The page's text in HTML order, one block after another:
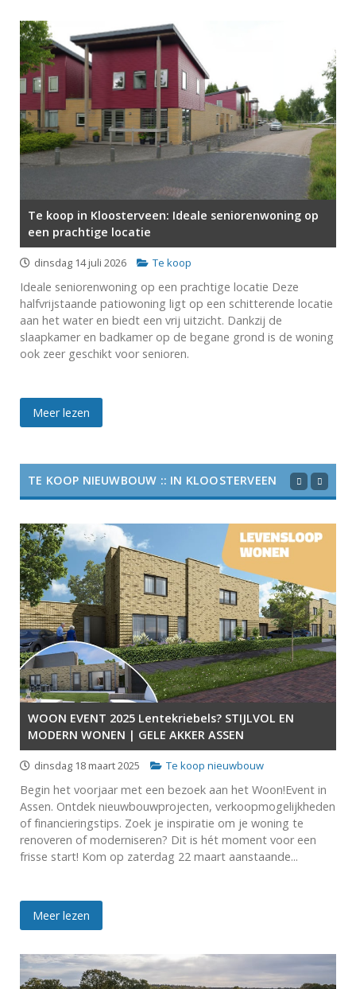
Te koop in Kloosterveen: Ideale seniorenwoning op
een prachtige locatie
dinsdag 14 juli 2026 Te koop
Ideale seniorenwoning op een prachtige locatie Deze
halfvrijstaande patiowoning ligt op een schitterende locatie
aan het water en biedt een vrij uitzicht. Dankzij de
slaapkamer en badkamer op de begane grond is de woning
ook zeer geschikt voor senioren.
Meer lezen
TE KOOP NIEUWBOUW :: IN KLOOSTERVEEN
WOON EVENT 2025 Lentekriebels? STIJLVOL EN
MODERN WONEN | GELE AKKER ASSEN
dinsdag 18 maart 2025 Te koop nieuwbouw
Begin het voorjaar met een bezoek aan het Woon!Event in
Assen. Ontdek nieuwbouwprojecten, verkoopmogelijkheden
of financieringstips. Zoek je inspiratie om je woning te
renoveren of moderniseren? Dit is hét moment voor een
frisse start! Kom op zaterdag 22 maart aanstaande...
Meer lezen